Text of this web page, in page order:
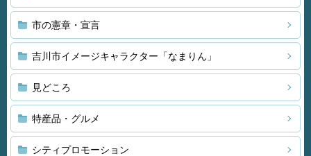
市の憲章・宣言
吉川市イメージキャラクター「なまりん」
見どころ
特産品・グルメ
シティプロモーション